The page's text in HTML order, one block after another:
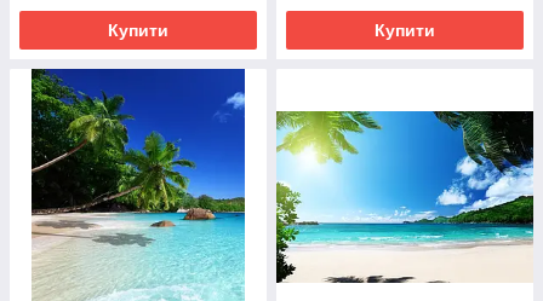
Купити Купити